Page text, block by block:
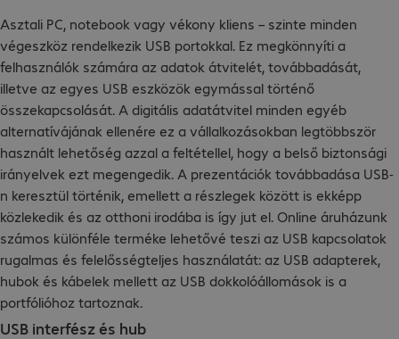
Asztali PC, notebook vagy vékony kliens – szinte minden
végeszköz rendelkezik USB portokkal. Ez megkönnyíti a
felhasználók számára az adatok átvitelét, továbbadását,
illetve az egyes USB eszközök egymással történő
összekapcsolását. A digitális adatátvitel minden egyéb
alternatívájának ellenére ez a vállalkozásokban legtöbbször
használt lehetőség azzal a feltétellel, hogy a belső biztonsági
irányelvek ezt megengedik. A prezentációk továbbadása USB-
n keresztül történik, emellett a részlegek között is ekképp
közlekedik és az otthoni irodába is így jut el. Online áruházunk
számos különféle terméke lehetővé teszi az USB kapcsolatok
rugalmas és felelősségteljes használatát: az USB adapterek,
hubok és kábelek mellett az USB dokkolóállomások is a
portfólióhoz tartoznak.
USB interfész és hub